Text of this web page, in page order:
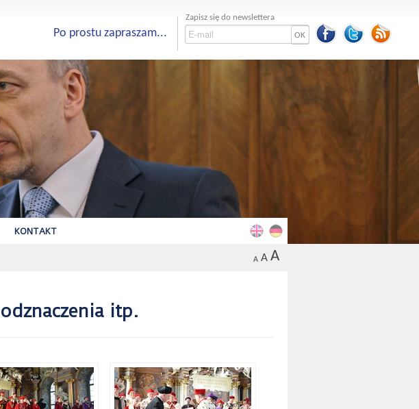
Zapisz się do newslettera
OK
Po prostu zapraszam...
KONTAKT
A
A
A
itp.